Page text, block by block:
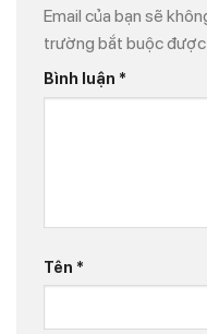
Email của bạn sẽ
trường bắt buộc được
Bình luận *
Tên *